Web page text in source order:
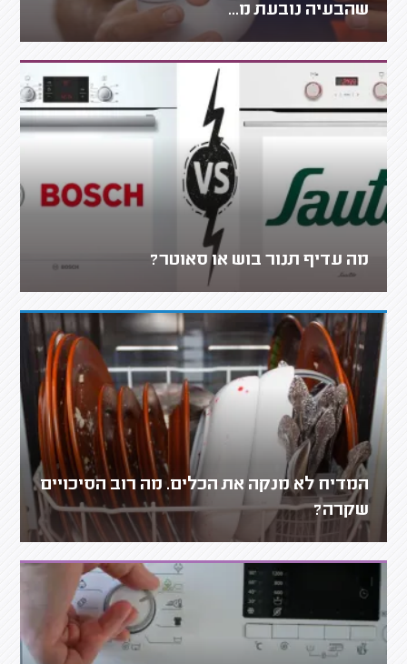
שהבעיה נובעת מ...
מה עדיף תנור בוש או סאוטר?
המדיח לא מנקה את הכלים. מה רוב הסיכויים
שקרה?